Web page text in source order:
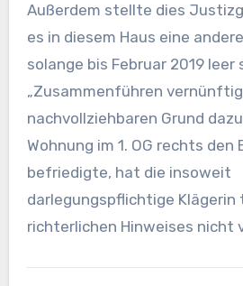
Außerdem stellte dies
es in diesem Haus eine
solange bis Februar 2019 leer
„Zusammenführen
nachvollziehbaren Grund
Wohnung im 1. OG rechts
befriedigte, hat die insoweit
darlegungspflichtige Klägerin
richterlichen Hinweises nicht